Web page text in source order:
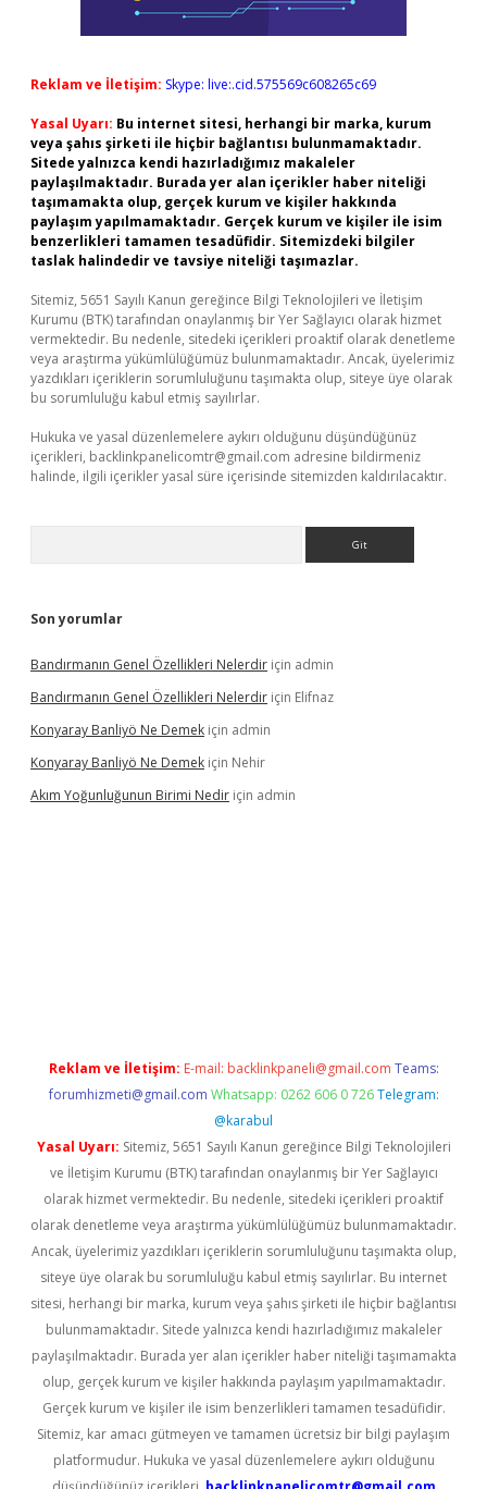
Reklam ve İletişim: Skype: live:.cid.575569c608265c69
Yasal Uyarı: Bu internet sitesi, herhangi bir marka, kurum
veya şahıs şirketi ile hiçbir bağlantısı bulunmamaktadır.
Sitede yalnızca kendi hazırladığımız makaleler
paylaşılmaktadır. Burada yer alan içerikler haber niteliği
taşımamakta olup, gerçek kurum ve kişiler hakkında
paylaşım yapılmamaktadır. Gerçek kurum ve kişiler ile isim
benzerlikleri tamamen tesadüfidir. Sitemizdeki bilgiler
taslak halindedir ve tavsiye niteliği taşımazlar.
Sitemiz, 5651 Sayılı Kanun gereğince Bilgi Teknolojileri ve İletişim
Kurumu (BTK) tarafından onaylanmış bir Yer Sağlayıcı olarak hizmet
vermektedir. Bu nedenle, sitedeki içerikleri proaktif olarak denetleme
veya araştırma yükümlülüğümüz bulunmamaktadır. Ancak, üyelerimiz
yazdıkları içeriklerin sorumluluğunu taşımakta olup, siteye üye olarak
bu sorumluluğu kabul etmiş sayılırlar.
Hukuka ve yasal düzenlemelere aykırı olduğunu düşündüğünüz
içerikleri, backlinkpanelicomtr@gmail.com adresine bildirmeniz
halinde, ilgili içerikler yasal süre içerisinde sitemizden kaldırılacaktır.
Son yorumlar
Bandırmanın Genel Özellikleri Nelerdir için admin
Bandırmanın Genel Özellikleri Nelerdir için Elifnaz
Konyaray Banliyö Ne Demek için admin
Konyaray Banliyö Ne Demek için Nehir
Akım Yoğunluğunun Birimi Nedir için admin
Reklam ve İletişim: E-mail: backlinkpaneli@gmail.com Teams:
forumhizmeti@gmail.com Whatsapp: 0262 606 0 726 Telegram:
@karabul
Yasal Uyarı: Sitemiz, 5651 Sayılı Kanun gereğince Bilgi Teknolojileri
ve İletişim Kurumu (BTK) tarafından onaylanmış bir Yer Sağlayıcı
olarak hizmet vermektedir. Bu nedenle, sitedeki içerikleri proaktif
olarak denetleme veya araştırma yükümlülüğümüz bulunmamaktadır.
Ancak, üyelerimiz yazdıkları içeriklerin sorumluluğunu taşımakta olup,
siteye üye olarak bu sorumluluğu kabul etmiş sayılırlar. Bu internet
sitesi, herhangi bir marka, kurum veya şahıs şirketi ile hiçbir bağlantısı
bulunmamaktadır. Sitede yalnızca kendi hazırladığımız makaleler
paylaşılmaktadır. Burada yer alan içerikler haber niteliği taşımamakta
olup, gerçek kurum ve kişiler hakkında paylaşım yapılmamaktadır.
Gerçek kurum ve kişiler ile isim benzerlikleri tamamen tesadüfidir.
Sitemiz, kar amacı gütmeyen ve tamamen ücretsiz bir bilgi paylaşım
platformudur. Hukuka ve yasal düzenlemelere aykırı olduğunu